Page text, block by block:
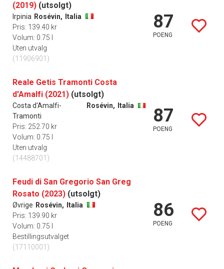
(2019) (utsolgt)
Irpinia Rosévin,
Italia
Pris: 139.40 kr
Volum: 0.75 l
Uten utvalg
(11906901)
87
POENG
Reale Getis Tramonti Costa
d'Amalfi (2021) (utsolgt)
Costa d'Amalfi-
Tramonti
Rosévin, Italia
Pris: 252.70 kr
Volum: 0.75 l
Uten utvalg
(14488701)
87
POENG
Feudi di San Gregorio San Greg
Rosato (2023) (utsolgt)
Øvrige Rosévin,
Italia
Pris: 139.90 kr
Volum: 0.75 l
Bestillingsutvalget
(17110001)
86
POENG